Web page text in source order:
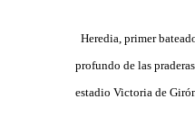
Heredia, primer
profundo de las
estadio Victoria de